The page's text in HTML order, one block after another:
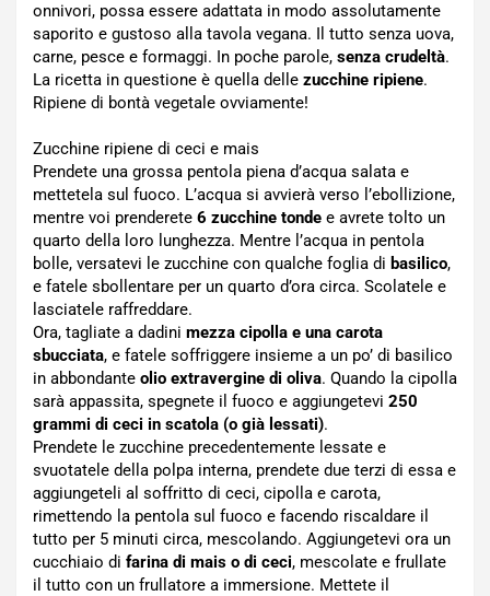
onnivori, possa essere adattata in modo assolutamente
saporito e gustoso alla tavola vegana. Il tutto senza uova,
carne, pesce e formaggi. In poche parole, senza crudeltà.
La ricetta in questione è quella delle zucchine ripiene.
Ripiene di bontà vegetale ovviamente!
Zucchine ripiene di ceci e mais
Prendete una grossa pentola piena d’acqua salata e
mettetela sul fuoco. L’acqua si avvierà verso l’ebollizione,
mentre voi prenderete 6 zucchine tonde e avrete tolto un
quarto della loro lunghezza. Mentre l’acqua in pentola
bolle, versatevi le zucchine con qualche foglia di basilico,
e fatele sbollentare per un quarto d’ora circa. Scolatele e
lasciatele raffreddare.
Ora, tagliate a dadini mezza cipolla e una carota
sbucciata, e fatele soffriggere insieme a un po’ di basilico
in abbondante olio extravergine di oliva. Quando la cipolla
sarà appassita, spegnete il fuoco e aggiungetevi 250
grammi di ceci in scatola (o già lessati).
Prendete le zucchine precedentemente lessate e
svuotatele della polpa interna, prendete due terzi di essa e
aggiungeteli al soffritto di ceci, cipolla e carota,
rimettendo la pentola sul fuoco e facendo riscaldare il
tutto per 5 minuti circa, mescolando. Aggiungetevi ora un
cucchiaio di farina di mais o di ceci, mescolate e frullate
il tutto con un frullatore a immersione. Mettete il